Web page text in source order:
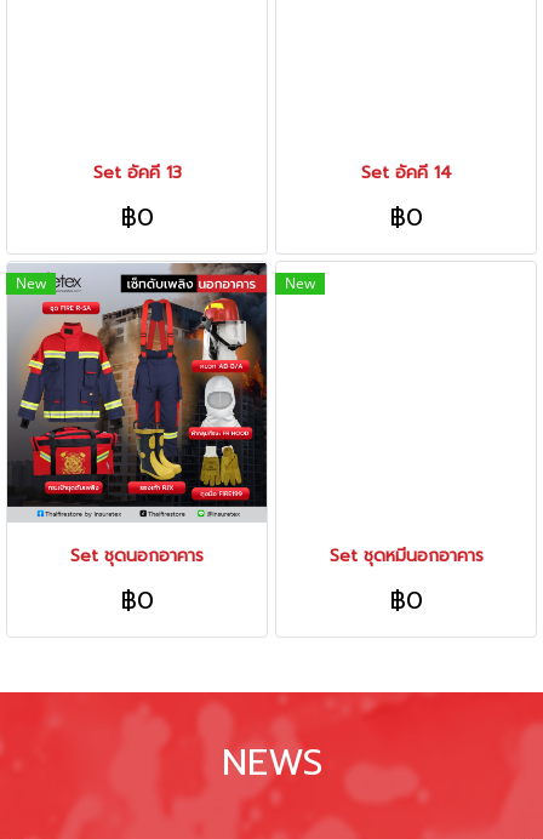
Set อัคคี 13
฿0
Set อัคคี 14
฿0
New
Set ชุดนอกอาคาร
฿0
New
Set ชุดหมีนอกอาคาร
฿0
NEWS